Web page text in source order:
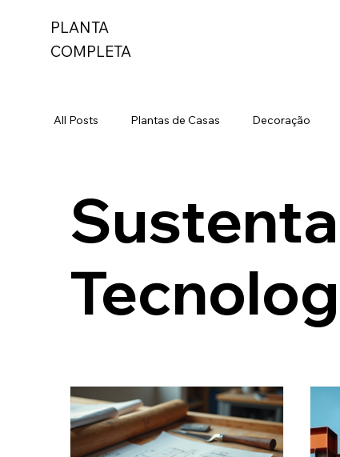
PLANTA
COMPLETA
All Posts Plantas de Casas Decoração
Erros de Obra Fundação Reformar